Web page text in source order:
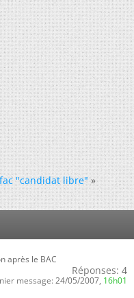
"candidat libre" »
après le BAC
Réponses: 4
message: 24/05/2007, 16h01